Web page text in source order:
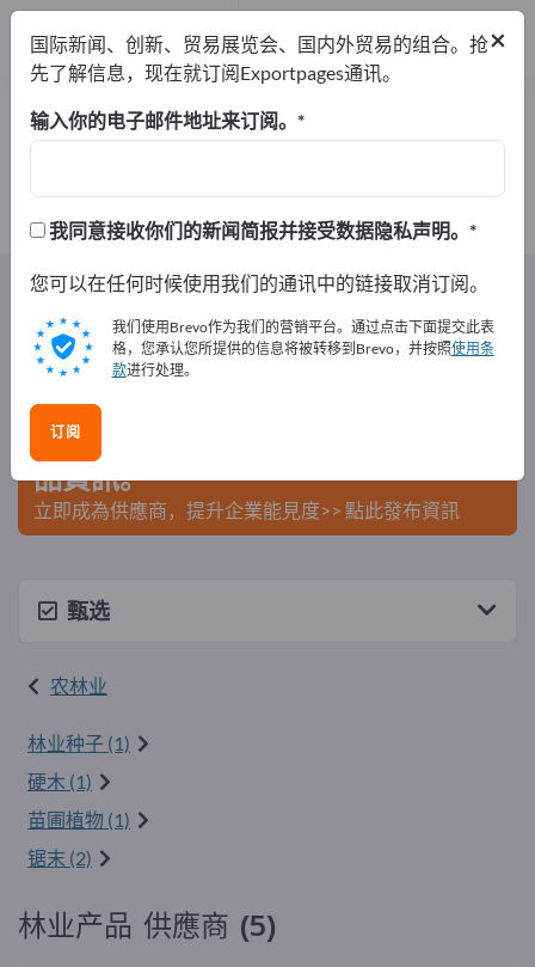
林业产品 – 查找制造商和供应商
5 5
出口商5
制造商5
Exportpages 农林业 林业产品
在Exportpages免費刊登廣告！
在Exportpages上發布您的公司與產
品資訊。
立即成為供應商，提升企業能見度>> 點此發布資訊
甄选
农林业
林业种子 (1)
硬木 (1)
苗圃植物 (1)
锯末 (2)
林业产品 供應商 (5)
×
国际新闻、创新、贸易展览会、国内外贸易的组合。抢
先了解信息，现在就订阅Exportpages通讯。
输入你的电子邮件地址来订阅。
我同意接收你们的新闻简报并接受数据隐私声明。
您可以在任何时候使用我们的通讯中的链接取消订阅。
我们使用Brevo作为我们的营销平台。通过点击下面提交此表
格，您承认您所提供的信息将被转移到Brevo，并按照使用条
款进行处理。
订阅